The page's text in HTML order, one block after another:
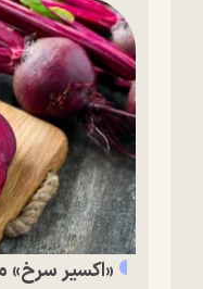
«اکسیر سرخ»